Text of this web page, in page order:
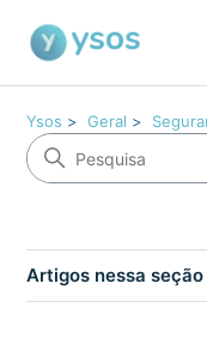
Ysos Geral
Artigos nessa seção